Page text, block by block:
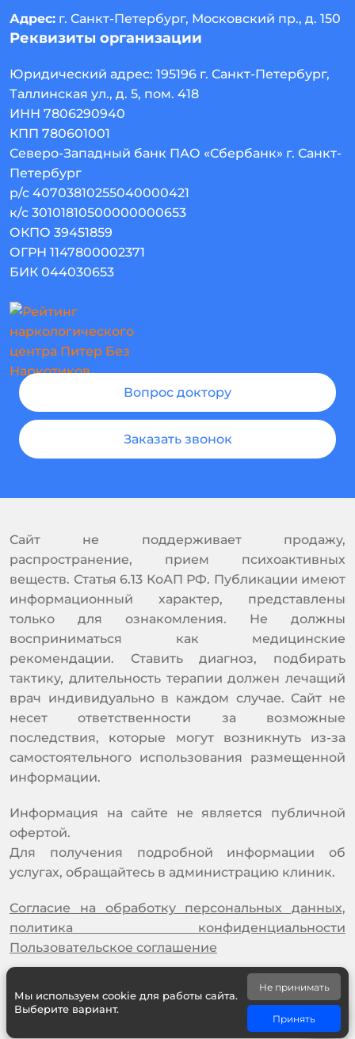
Адрес: г. Санкт-Петербург, Московский пр., д. 150
Реквизиты организации
Юридический адрес: 195196 г. Санкт-Петербург,
Таллинская ул., д. 5, пом. 418
ИНН 7806290940
КПП 780601001
Северо-Западный банк ПАО «Сбербанк» г. Санкт-
Петербург
р/с 40703810255040000421
к/с 30101810500000000653
ОКПО 39451859
ОГРН 1147800002371
БИК 044030653
Вопрос доктору
Заказать звонок
Сайт не поддерживает продажу,
распространение, прием психоактивных
веществ. Статья 6.13 КоАП РФ. Публикации имеют
информационный характер, представлены
только для ознакомления. Не должны
восприниматься как медицинские
рекомендации. Ставить диагноз, подбирать
тактику, длительность терапии должен лечащий
врач индивидуально в каждом случае. Сайт не
несет ответственности за возможные
последствия, которые могут возникнуть из-за
самостоятельного использования размещенной
информации.
Информация на сайте не является публичной
офертой.
Для получения подробной информации об
услугах, обращайтесь в администрацию клиник.
Согласие на обработку персональных данных,
политика конфиденциальности
Пользовательское соглашение
© 2014-2026 Наркологический центр "Питер без
наркотиков"
Мы используем cookie для работы сайта.
Выберите вариант.
Не принимать
Принять